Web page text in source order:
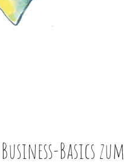
Basics zum